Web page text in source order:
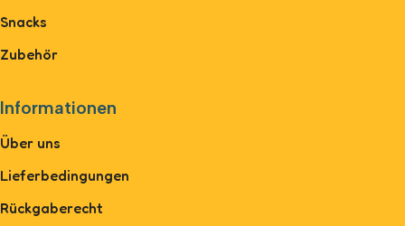
Snacks
Zubehör
Informationen
Über uns
Lieferbedingungen
Rückgaberecht